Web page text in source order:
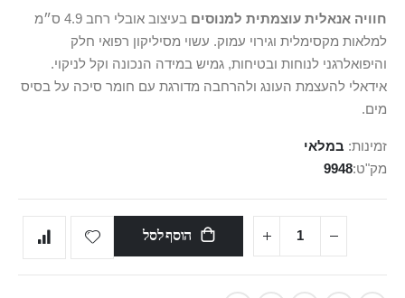
חוויה אנאלית עוצמתית למנוסים
בעיצוב אובלי רחב 4.9 ס״מ
למלאות מקסימלית וגירוי עמוק. עשוי מסיליקון רפואי חלק
והיפואלרגני לנוחות ובטיחות, גמיש במידה הנכונה וקל לניקוי.
אידאלי להעצמת העונג ולהרחבה מדורגת עם חומר סיכה על בסיס
מים.
זמינות: במלאי
מק"ט 9948
הוסף לסל